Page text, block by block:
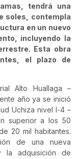
tendrá una
soles, contempla
en un nuevo
incluyendo la
Esta obra
el plazo de
Alto Huallaga –
año ya se inició
Uchiza nivel l-4 –
superior a los 50
20 mil habitantes.
de una nueva
la adquisición de